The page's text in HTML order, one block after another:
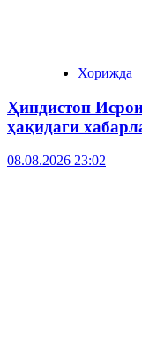
Хорижда
Ҳиндистон
ҳақидаги
08.08.2026 23:02